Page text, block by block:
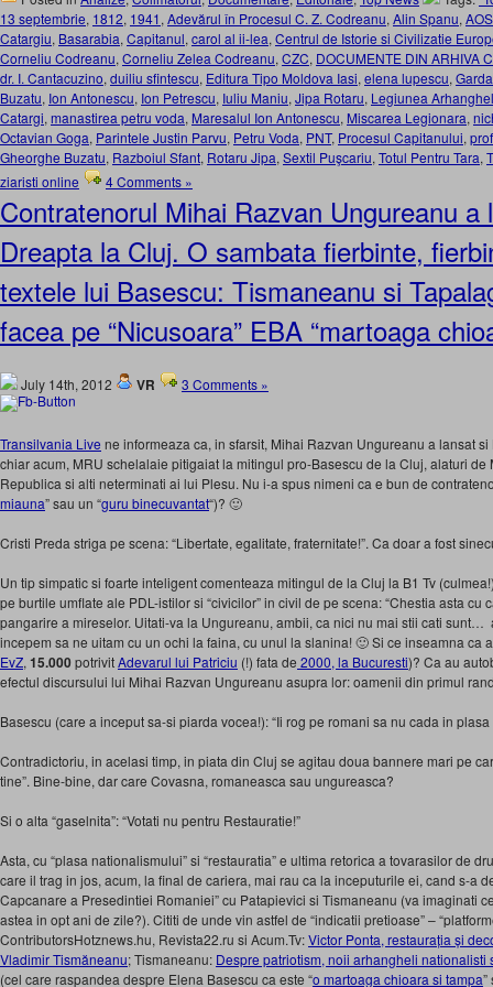
13 septembrie, 1812, 1941, Adevărul în Procesul C. Z. Codreanu, Alin Spanu,
Catargiu, Basarabia, Capitanul, carol al ii-lea, Centrul de Istorie si Civilizatie
Corneliu Codreanu, Corneliu Zelea Codreanu, CZC, DOCUMENTE DIN ARHIVA
dr. I. Cantacuzino, duiliu sfintescu, Editura Tipo Moldova Iasi, elena lupescu,
Buzatu, Ion Antonescu, Ion Petrescu, Iuliu Maniu, Jipa Rotaru, Legiunea
Catargi, manastirea petru voda, Maresalul Ion Antonescu, Miscarea Legionara,
Octavian Goga, Parintele Justin Parvu, Petru Voda, PNT, Procesul Capitanului,
Gheorghe Buzatu, Razboiul Sfant, Rotaru Jipa, Sextil Puşcariu, Totul Pentru Tara,
ziaristi online
4 Comments »
Contratenorul Mihai Razvan Ungureanu a
Dreapta la Cluj. O sambata fierbinte,
textele lui Basescu: Tismaneanu si
facea pe “Nicusoara” EBA “martoaga
July 14th, 2012 VR 3 Comments »
Transilvania Live ne informeaza ca, in sfarsit, Mihai Razvan Ungureanu a lansat
chiar acum, MRU schelalaie pitigaiat la mitingul pro-Basescu de la Cluj, alaturi
Republica si alti neterminati ai lui Plesu. Nu i-a spus nimeni ca e bun de
miauna” sau un “guru binecuvantat“)? 🙂
Cristi Preda striga pe scena: “Libertate, egalitate, fraternitate!”. Ca doar a fost
Un tip simpatic si foarte inteligent comenteaza mitingul de la Cluj la B1 Tv
pe burtile umflate ale PDL-istilor si “civicilor” in civil de pe scena: “Chestia asta cu
pangarire a mireselor. Uitati-va la Ungureanu, ambii, ca nici nu mai stii cati sunt…
incepem sa ne uitam cu un ochi la faina, cu unul la slanina! 🙂 Si ce inseamna ca
EvZ, 15.000potrivitAdevarul lui Patriciu (!) fata de 2000, la Bucuresti)? Ca au
efectul discursului lui Mihai Razvan Ungureanu asupra lor: oamenii din primul
Basescu (care a inceput sa-si piarda vocea!): “Ii rog pe romani sa nu cada in
Contradictoriu, in acelasi timp, in piata din Cluj se agitau doua bannere mari pe
tine”. Bine-bine, dar care Covasna, romaneasca sau ungureasca?
Si o alta “gaselnita”: “Votati nu pentru Restauratie!”
Asta, cu “plasa nationalismului” si “restauratia” e ultima retorica a tovarasilor de
care il trag in jos, acum, la final de cariera, mai rau ca la inceputurile ei, cand s-a
Capcanare a Presedintiei Romaniei” cu Patapievici si Tismaneanu (va imaginati
astea in opt ani de zile?). Cititi de unde vin astfel de “indicatii pretioase” –
ContributorsHotznews.hu, Revista22.ru si Acum.Tv:Victor Ponta, restaurația și
Vladimir Tismăneanu; Tismaneanu: Despre patriotism, noii arhangheli nationalisti
(cel care raspandea despre Elena Basescu ca este “o martoaga chioara si tampa